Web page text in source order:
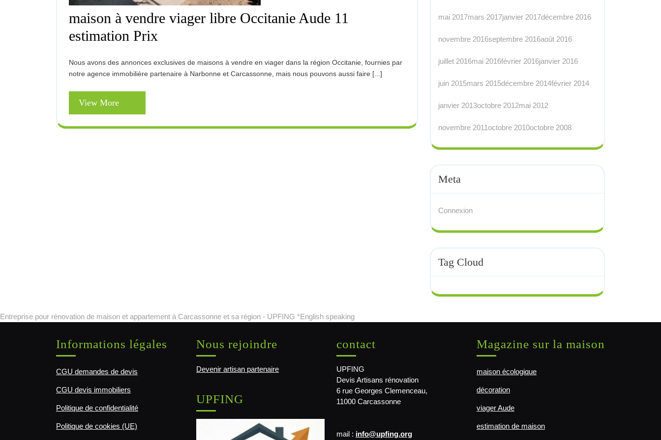
maison à vendre viager libre Occitanie Aude 11
estimation PrixÀ
Viager
Occitanie
Nous avons des annonces exclusives de maisons à vendre en viager dans la région Occitanie, fournies par
notre agence immobilière partenaire à Narbonne et Carcassonne, mais nous pouvons aussi faire [...]
View More
More
mai 2017mars 2017janvier 2017décembre 2016
novembre 2016septembre 2016août 2016
juillet 2016mai 2016février 2016janvier 2016
juin 2015mars 2015décembre 2014février 2014
janvier 2013octobre 2012mai 2012
novembre 2011octobre 2010octobre 2008
Meta
Connexion
Tag Cloud
Entreprise pour rénovation de maison et appartement à Carcassonne et sa région - UPFING *English speaking
Informations légales
CGU demandes de devis
CGU devis immobiliers
Politique de confidentialité
Politique de cookies (UE)
Nous rejoindre
Devenir artisan partenaire
UPFING
contact
UPFING
Devis Artisans rénovation
6 rue Georges Clemenceau,
11000 Carcassonne
mail : info@upfing.org
Magazine sur la maison
maison écologique
décoration
viager Aude
estimation de maison